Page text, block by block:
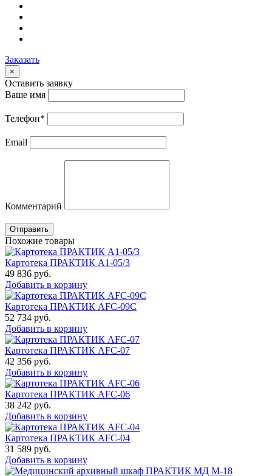
Заказать
×
Оставить заявку
Ваше имя
Телефон*
Email
Комментарий
Отправить
Похожие товары
Картотека ПРАКТИК A1-05/3
49 836 руб.
Добавить в корзину
Картотека ПРАКТИК AFC-09C
52 734 руб.
Добавить в корзину
Картотека ПРАКТИК AFC-07
42 356 руб.
Добавить в корзину
Картотека ПРАКТИК AFC-06
38 242 руб.
Добавить в корзину
Картотека ПРАКТИК AFC-04
31 589 руб.
Добавить в корзину